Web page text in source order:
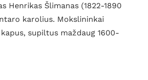
Šlimanas (1822-1890
karolius. Mokslininkai
supiltus maždaug 1600-